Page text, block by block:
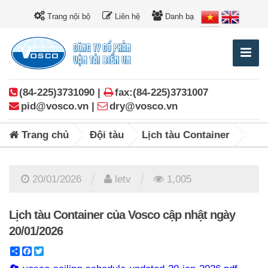
Trang nội bộ Liên hệ Danh bạ
(84-225)3731090 |
fax:(84-225)3731007
pid@vosco.vn |
dry@vosco.vn
Trang chủ Đội tàu Lịch tàu Container
20/01/2026 letv 1,005
Lịch tàu Container của Vosco cập nhật ngày
20/01/2026
ShareFacebook